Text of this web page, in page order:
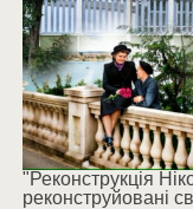
"Реконструкція
реконструйовані